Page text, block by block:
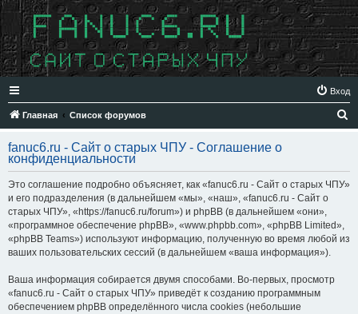
Вход
Главная Список форумов
с
fanuc6.ru - Сайт о старых ЧПУ - Соглашение о
конфиденциальности
Это соглашение подробно объясняет, как «fanuc6.ru - Сайт о старых ЧПУ»
и его подразделения (в дальнейшем «мы», «наш», «fanuc6.ru - Сайт о
старых ЧПУ», «https://fanuc6.ru/forum») и phpBB (в дальнейшем «они»,
«программное обеспечение phpBB», «www.phpbb.com», «phpBB Limited»,
«phpBB Teams») используют информацию, полученную во время любой из
ваших пользовательских сессий (в дальнейшем «ваша информация»).
Ваша информация собирается двумя способами. Во-первых, просмотр
«fanuc6.ru - Сайт о старых ЧПУ» приведёт к созданию программным
обеспечением phpBB определённого числа cookies (небольшие